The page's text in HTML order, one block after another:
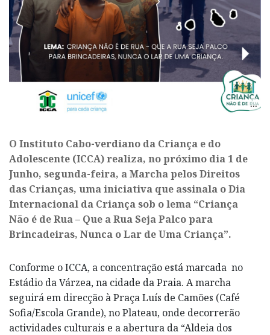
O Instituto Cabo-verdiano da Criança e do
Adolescente (ICCA) realiza, no próximo dia 1 de
Junho, segunda-feira, a Marcha pelos Direitos
das Crianças, uma iniciativa que assinala o Dia
Internacional da Criança sob o lema “Criança
Não é de Rua – Que a Rua Seja Palco para
Brincadeiras, Nunca o Lar de Uma Criança”.
Conforme o ICCA, a concentração está marcada no
Estádio da Várzea, na cidade da Praia. A marcha
seguirá em direcção à Praça Luís de Camões (Café
Sofia/Escola Grande), no Plateau, onde decorrerão
actividades culturais e a abertura da “Aldeia dos